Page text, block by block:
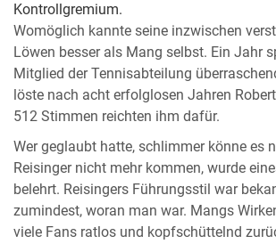
Kontrollgremium.
Womöglich kannte seine inzwischen
Löwen besser als Mang selbst. Ein Jahr
Mitglied der Tennisabteilung
löste nach acht erfolglosen Jahren
512 Stimmen reichten ihm dafür.
Wer geglaubt hatte, schlimmer könne es
Reisinger nicht mehr kommen, wurde
belehrt. Reisingers Führungsstil war
zumindest, woran man war. Mangs
viele Fans ratlos und kopfschüttelnd